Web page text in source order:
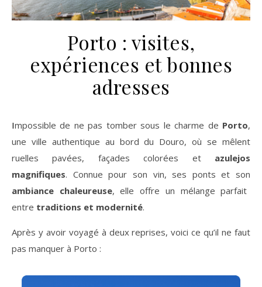
Porto : visites,
expériences et bonnes
adresses
Impossible de ne pas tomber sous le charme de Porto,
une ville authentique au bord du Douro, où se mêlent
ruelles pavées, façades colorées etazulejos
magnifiques. Connue pour son vin, ses ponts et son
ambiance chaleureuse, elle offre un mélange parfait
entre traditions et modernité.
Après y avoir voyagé à deux reprises, voici ce qu’il ne faut
pas manquer à Porto :